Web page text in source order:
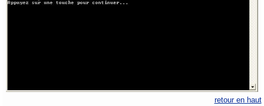
retour en haut